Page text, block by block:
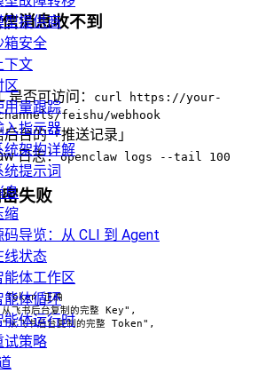
型提供商
箱安全
下文
区
用量跟踪
入指示器
统架构详解
统提示词
息
缩
码导览：从 CLI 到 Agent
线状态
能体工作区
能体循环
能体运行时
试策略
消息收不到
是否可访问：
curl https://your-
feishu/webhook
台的「推送记录」
日志：openclaw logs --tail 100
失败
Token 正确
书后台复制的完整 Key",
飞书后台复制的完整 Token",